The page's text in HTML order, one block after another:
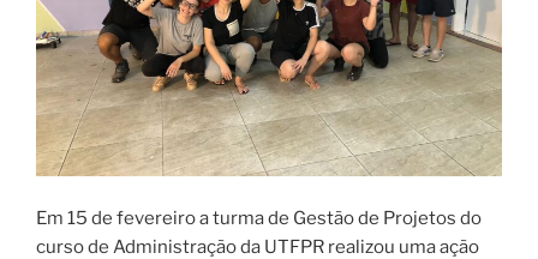
Em 15 de fevereiro a turma de Gestão de Projetos do
curso de Administração da UTFPR realizou uma ação